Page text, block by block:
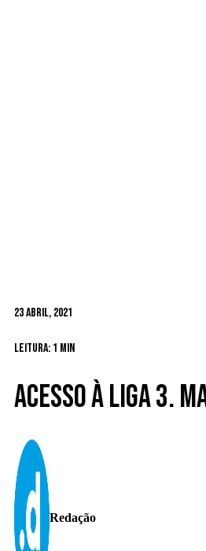
23 Abril, 2021
Leitura: 1 min
Acesso à Liga 3.
Redação